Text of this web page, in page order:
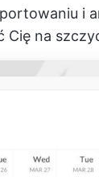
i
Cię na